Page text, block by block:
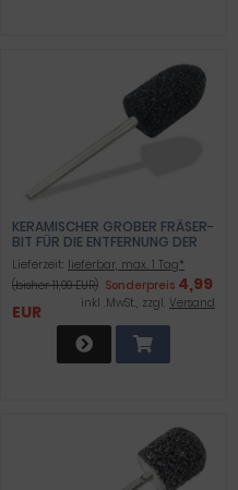
KERAMISCHER GROBER FRÄSER-
BIT FÜR DIE ENTFERNUNG DER
HORNHAUT
Lieferzeit: lieferbar, max. 1 Tag*
(bisher 11,99 EUR) Sonderpreis 4,99
EUR
inkl .MwSt., zzgl. Versand